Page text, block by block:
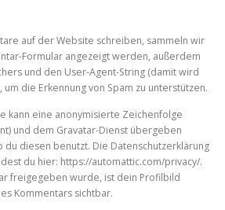
auf der Website schreiben, sammeln wir
Formular angezeigt werden, außerdem
und den User-Agent-String (damit wird
die Erkennung von Spam zu unterstützen.
kann eine anonymisierte Zeichenfolge
und dem Gravatar-Dienst übergeben
diesen benutzt. Die Datenschutzerklärung
du hier: https://automattic.com/privacy/.
freigegeben wurde, ist dein Profilbild
Kommentars sichtbar.